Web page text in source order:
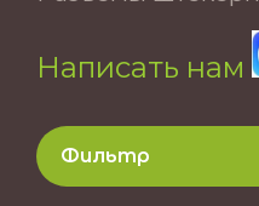
Написать нам
Фильтр